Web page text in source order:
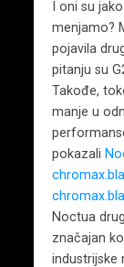
I oni su
menjamo?
pojavila
pitanju su
Takođe,
manje u
pokazali
Noctua
značajan
industrijske